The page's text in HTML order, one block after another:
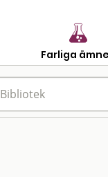
Farliga